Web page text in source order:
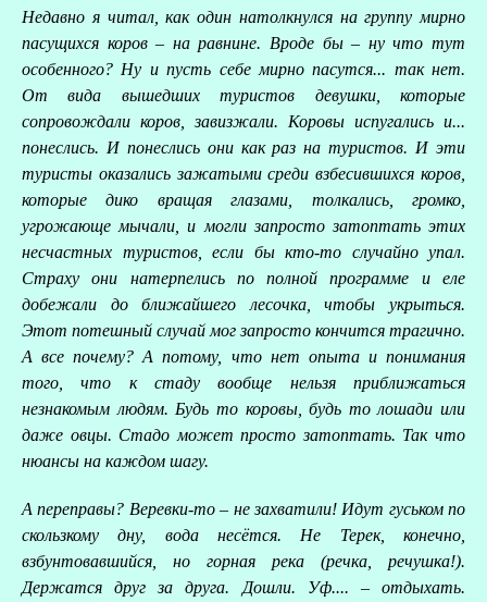
Недавно я читал, как один натолкнулся на группу мирно
пасущихся коров – на равнине. Вроде бы – ну что тут
особенного? Ну и пусть себе мирно пасутся... так нет.
От вида вышедших туристов девушки, которые
сопровождали коров, завизжали. Коровы испугались и...
понеслись. И понеслись они как раз на туристов. И эти
туристы оказались зажатыми среди взбесившихся коров,
которые дико вращая глазами, толкались, громко,
угрожающе мычали, и могли запросто затоптать этих
несчастных туристов, если бы кто-то случайно упал.
Страху они натерпелись по полной программе и еле
добежали до ближайшего лесочка, чтобы укрыться.
Этот потешный случай мог запросто кончится трагично.
А все почему? А потому, что нет опыта и понимания
того, что к стаду вообще нельзя приближаться
незнакомым людям. Будь то коровы, будь то лошади или
даже овцы. Стадо может просто затоптать. Так что
нюансы на каждом шагу.
А переправы? Веревки-то – не захватили! Идут гуськом по
скользкому дну, вода несётся. Не Терек, конечно,
взбунтовавшийся, но горная река (речка, речушка!).
Держатся друг за друга. Дошли. Уф.... – отдыхать.